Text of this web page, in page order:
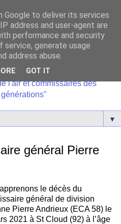
l'air et commissaires des
▼
général Pierre
le décès du
général de division
Pierre Andrieux (ECA 58) le
2021 à St Cloud (92) à l’âge
Google to deliver its services
address and user-agent are
performance and security
generate usage
address abuse.
GOT IT